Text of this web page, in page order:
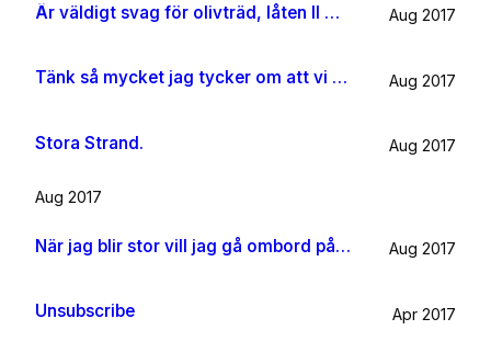
Är väldigt svag för olivträd, låten Il mondo och motljus som möter vacker utsikt. Så lever lite på känslan av Grekland ett tag till. Aug 2017
Tänk så mycket jag tycker om att vi har kossor på vägen till sommarhuset. Aug 2017
Stora Strand. Aug 2017
Aug 2017
När jag blir stor vill jag gå ombord på en sån dära båt och äta gifflar och dricka något gott. Bara för att det känns som något jag skulle tycka om. Aug 2017
Unsubscribe Apr 2017